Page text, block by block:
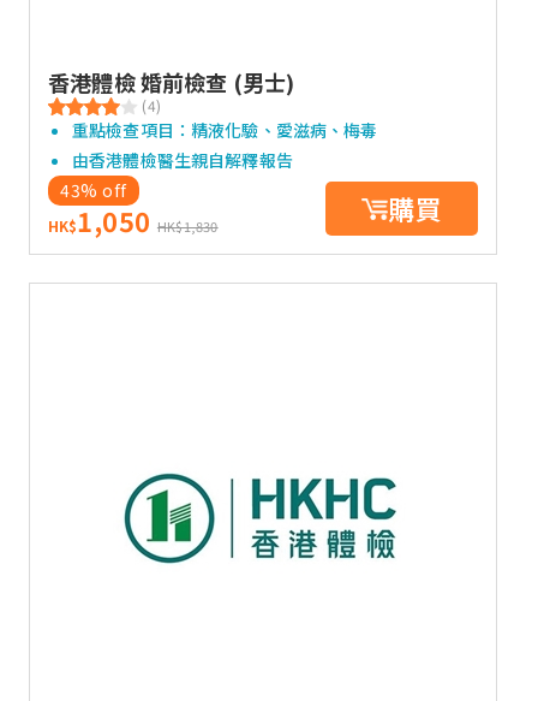
香港體檢 婚前檢查 (男士)
(4)
重點檢查項目：精液化驗、愛滋病、梅毒
由香港體檢醫生親自解釋報告
43% off
HK$1,050 HK$1,830 購買